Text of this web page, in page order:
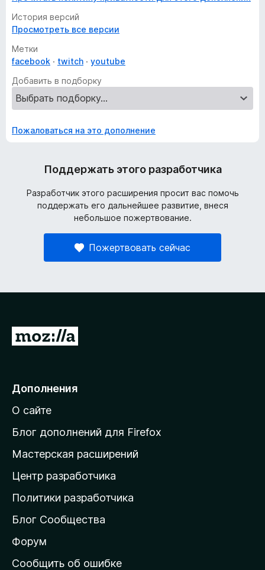
История версий
Просмотреть все версии
Метки
facebook
twitch
youtube
Добавить в подборку
Пожаловаться на это дополнение
Поддержать этого разработчика
Разработчик этого расширения просит вас помочь
поддержать его дальнейшее развитие, внеся
небольшое пожертвование.
Пожертвовать сейчас
П
е
й
т
и
а
д
о
а
ш
н
Дополнения
О сайте
Блог дополнений для Firefox
Мастерская расширений
Центр разработчика
Политики разработчика
Блог Сообщества
Форум
Сообщить об ошибке